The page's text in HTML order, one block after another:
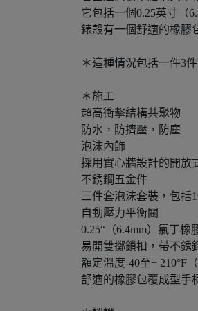
它包括一個0.25英寸（
錶殼有一個舒適的橡膠
＊這種情況包括一件3
＊施工
超高衝擊結構共聚物
防水，防擠壓，防塵
泡沫內飾
採用實心牆設計的開放
不銹鋼五金件
三件套泡沫套裝，包括
自動壓力平衡閥
0.25“（6.4mm）氯丁橡
易開雙擲鎖扣，帶不銹
額定溫度-40至+ 210°F（
舒適的橡膠包覆成型手